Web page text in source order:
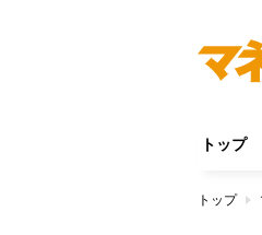
トップ
トップ